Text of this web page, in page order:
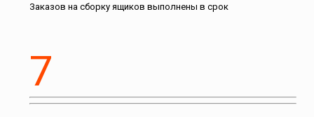
Заказов на сборку ящиков выполнены в срок
7